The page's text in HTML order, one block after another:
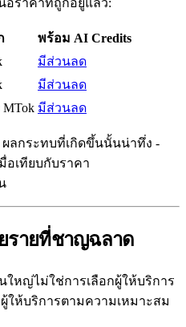
อราคาที่ถูกอยู่แล้ว:
พร้อม AI Credits
มีส่วนลด
มีส่วนลด
MTok มีส่วนลด
ลกระทบที่เกิดขึ้นนั้นน่าทึ่ง -
มื่อเทียบกับราคา
รายที่ชาญฉลาด
หญ่ไม่ใช่การเลือกผู้ให้บริการ
ผู้ให้บริการตามความเหมาะสม